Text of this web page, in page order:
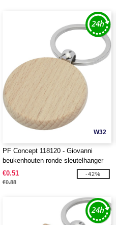
W32
PF Concept 118120 - Giovanni
beukenhouten ronde sleutelhanger
€0.51
€0.88
-42%